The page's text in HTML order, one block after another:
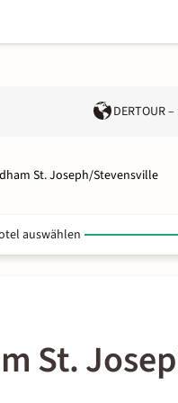
DERTOUR
St. Joseph/Stevensville
auswählen
St.